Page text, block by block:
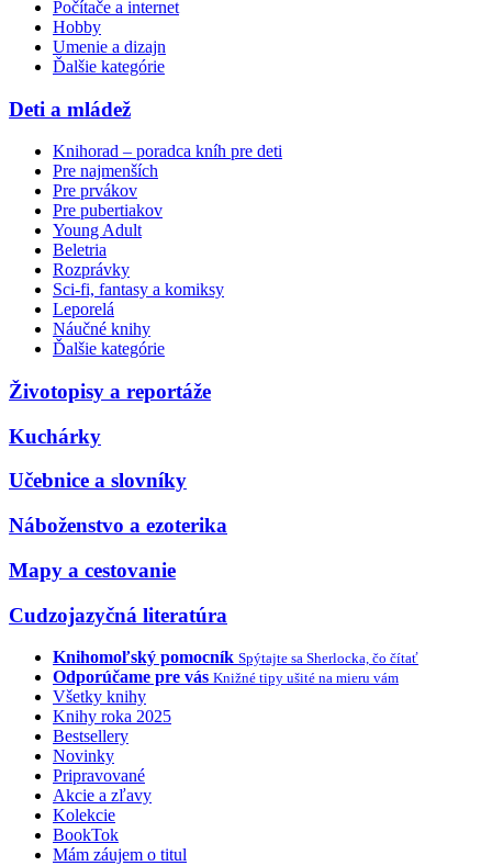
Počítače a internet
Hobby
Umenie a dizajn
Ďalšie kategórie
Deti a mládež
Knihorad – poradca kníh pre deti
Pre najmenších
Pre prvákov
Pre pubertiakov
Young Adult
Beletria
Rozprávky
Sci-fi, fantasy a komiksy
Leporelá
Náučné knihy
Ďalšie kategórie
Životopisy a reportáže
Kuchárky
Učebnice a slovníky
Náboženstvo a ezoterika
Mapy a cestovanie
Cudzojazyčná literatúra
Knihomoľský pomocník Spýtajte sa Sherlocka, čo čítať
Odporúčame pre vás Knižné tipy ušité na mieru vám
Všetky knihy
Knihy roka 2025
Bestsellery
Novinky
Pripravované
Akcie a zľavy
Kolekcie
BookTok
Mám záujem o titul